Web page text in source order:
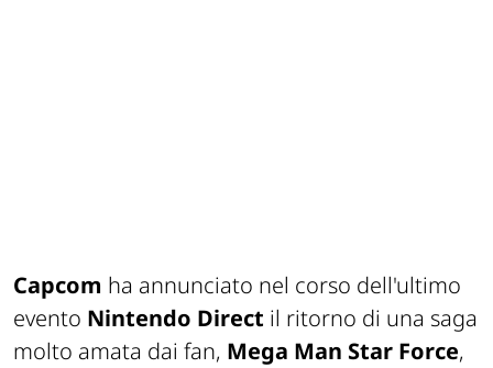
Capcom ha annunciato nel corso dell'ultimo
evento Nintendo Direct il ritorno di una saga
molto amata dai fan, Mega Man Star Force,